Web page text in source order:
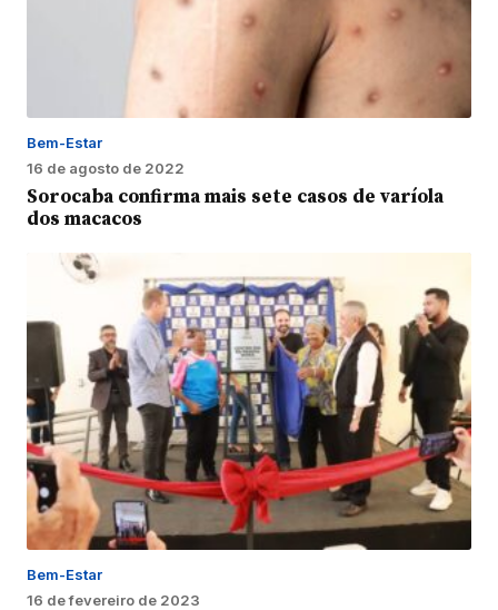
Bem-Estar
16 de agosto de 2022
Sorocaba confirma mais sete casos de varíola
dos macacos
Bem-Estar
16 de fevereiro de 2023